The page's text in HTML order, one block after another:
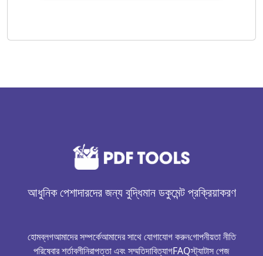
আধুনিক পেশাদারদের জন্য বুদ্ধিমান ডকুমেন্ট প্রক্রিয়াকরণ
হোমব্লগআমাদের সম্পর্কেআমাদের সাথে যোগাযোগ করুনগোপনীয়তা নীতি
পরিষেবার শর্তাবলীনিরাপত্তা এবং সম্মতিদাবিত্যাগFAQস্ট্যাটাস পেজ